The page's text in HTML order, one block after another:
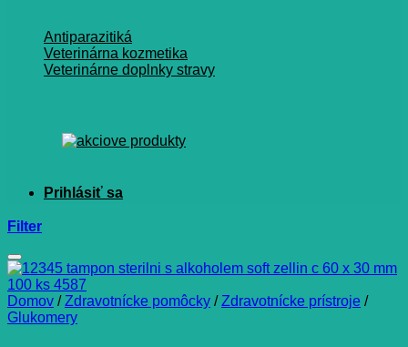
Antiparazitiká
Veterinárna kozmetika
Veterinárne doplnky stravy
Filter
Domov / Zdravotnícke pomôcky / Zdravotnícke prístroje /
Glukomery